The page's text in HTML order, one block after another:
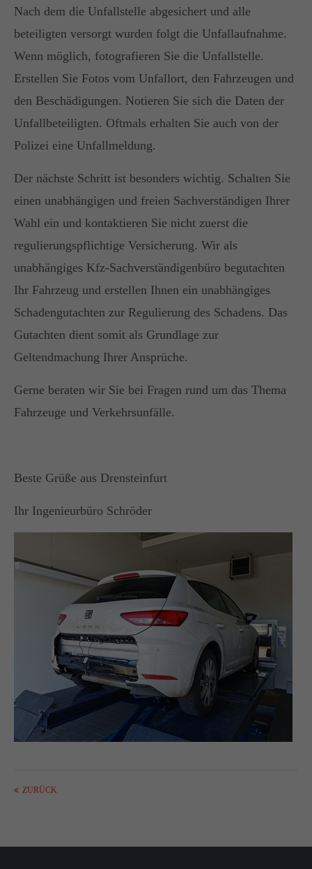
Have any questions?
+44 1234 567 890
Drop us a line
SOCIAL MEDIA
adipiscing elit.
Aenean commodo ligula eget dolor. Aenean
massa. Cum sociis natoque penatibus et magnis
dis parturient montes, nascetur ridiculus mus.
Donec quam felis, ultricies nec.
Nach dem die Unfallstelle abgesichert und alle
beteiligten versorgt wurden folgt die Unfallaufnahme.
Wenn möglich, fotografieren Sie die Unfallstelle.
Erstellen Sie Fotos vom Unfallort, den Fahrzeugen und
den Beschädigungen. Notieren Sie sich die Daten der
Unfallbeteiligten. Oftmals erhalten Sie auch von der
Polizei eine Unfallmeldung.
Der nächste Schritt ist besonders wichtig. Schalten Sie
einen unabhängigen und freien Sachverständigen Ihrer
Wahl ein und kontaktieren Sie nicht zuerst die
regulierungspflichtige Versicherung. Wir als
unabhängiges Kfz-Sachverständigenbüro begutachten
Ihr Fahrzeug und erstellen Ihnen ein unabhängiges
Schadengutachten zur Regulierung des Schadens. Das
Gutachten dient somit als Grundlage zur
Geltendmachung Ihrer Ansprüche.
Gerne beraten wir Sie bei Fragen rund um das Thema
Fahrzeuge und Verkehrsunfälle.
Beste Grüße aus Drensteinfurt
Ihr Ingenieurbüro Schröder
ZURÜCK